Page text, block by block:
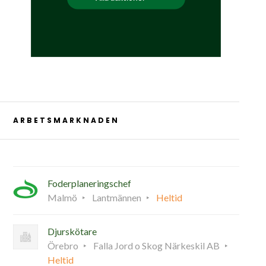
ARBETSMARKNADEN
Foderplaneringschef
Malmö
Lantmännen Heltid
Djurskötare
Örebro
Falla Jord o Skog Närkeskil AB
Heltid